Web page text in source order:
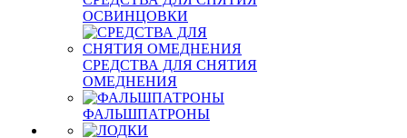
ОСВИНЦОВКИ
СРЕДСТВА ДЛЯ СНЯТИЯ
ОМЕДНЕНИЯ
ФАЛЬШПАТРОНЫ